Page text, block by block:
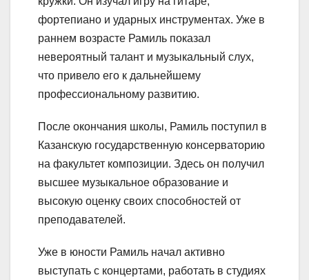
фортепиано и ударных инструментах. Уже в
раннем возрасте Рамиль показал
невероятный талант и музыкальный слух,
что привело его к дальнейшему
профессиональному развитию.
После окончания школы, Рамиль поступил в
Казанскую государственную консерваторию
на факультет композиции. Здесь он получил
высшее музыкальное образование и
высокую оценку своих способностей от
преподавателей.
Уже в юности Рамиль начал активно
выступать с концертами, работать в студиях